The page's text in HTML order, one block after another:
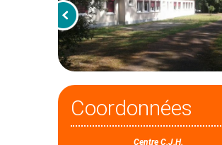
Coordonnées
Centre C.J.H.